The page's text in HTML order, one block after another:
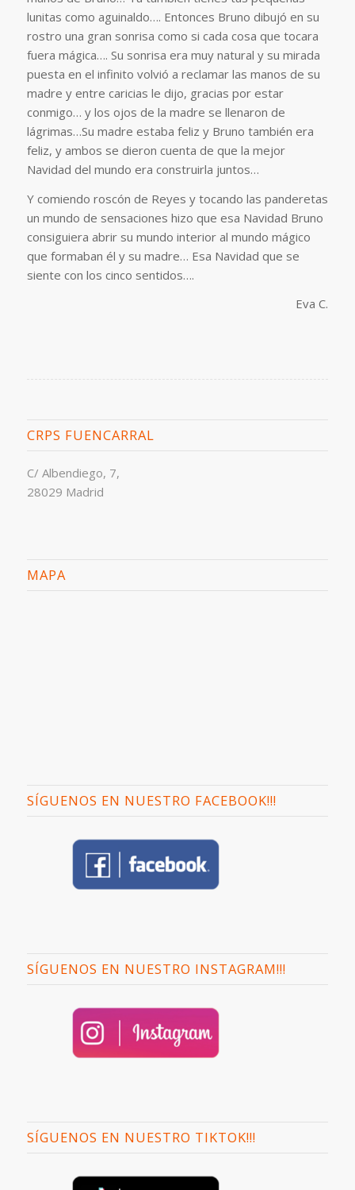
lunitas como aguinaldo…. Entonces Bruno dibujó en su
rostro una gran sonrisa como si cada cosa que tocara
fuera mágica…. Su sonrisa era muy natural y su mirada
puesta en el infinito volvió a reclamar las manos de su
madre y entre caricias le dijo, gracias por estar
conmigo… y los ojos de la madre se llenaron de
lágrimas…Su madre estaba feliz y Bruno también era
feliz, y ambos se dieron cuenta de que la mejor
Navidad del mundo era construirla juntos…
Y comiendo roscón de Reyes y tocando las panderetas
un mundo de sensaciones hizo que esa Navidad Bruno
consiguiera abrir su mundo interior al mundo mágico
que formaban él y su madre… Esa Navidad que se
siente con los cinco sentidos….
Eva C.
CRPS FUENCARRAL
C/ Albendiego, 7,
28029 Madrid
MAPA
SÍGUENOS EN NUESTRO FACEBOOK!!!
SÍGUENOS EN NUESTRO INSTAGRAM!!!
SÍGUENOS EN NUESTRO TIKTOK!!!